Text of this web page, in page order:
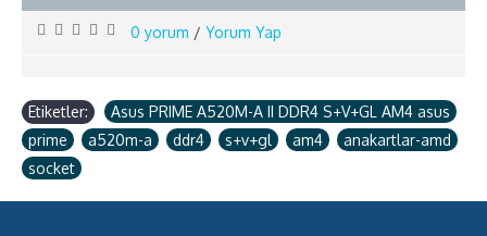
0 yorum / Yorum Yap
Etiketler: Asus PRIME A520M-A II DDR4 S+V+GL AM4 asus
prime
a520m-a ddr4 s+v+gl am4 anakartlar-amd
socket